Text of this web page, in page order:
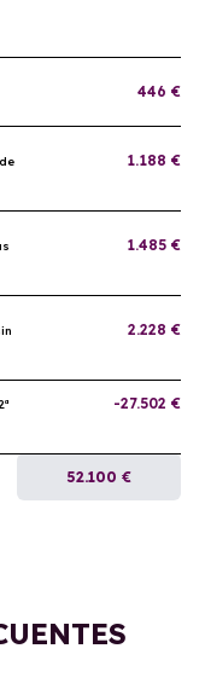
446 €
1.188 €
1.485 €
2.228 €
-27.502 €
52.100 €